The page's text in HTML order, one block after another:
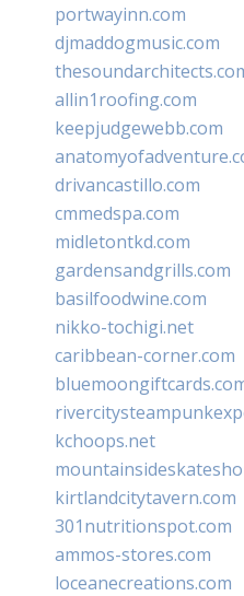
portwayinn.com
djmaddogmusic.com
allin1roofing.com
keepjudgewebb.com
drivancastillo.com
cmmedspa.com
midletontkd.com
gardensandgrills.com
basilfoodwine.com
nikko-tochigi.net
caribbean-corner.com
kchoops.net
kirtlandcitytavern.com
301nutritionspot.com
ammos-stores.com
loceanecreations.com